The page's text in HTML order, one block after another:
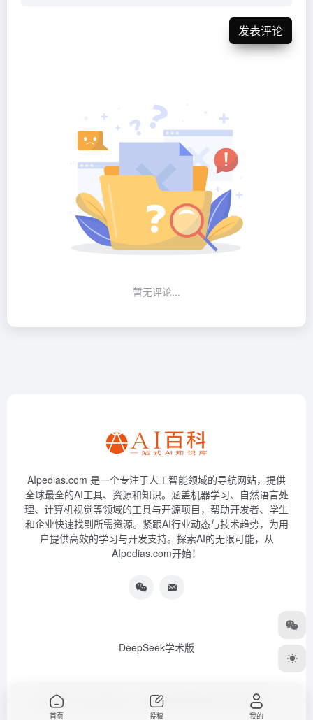
发表评论
暂无评论...
AIpedias.com 是一个专注于人工智能领域的导航网站，提供
全球最全的AI工具、资源和知识。涵盖机器学习、自然语言处
理、计算机视觉等领域的工具与开源项目，帮助开发者、学生
和企业快速找到所需资源。紧跟AI行业动态与技术趋势，为用
户提供高效的学习与开发支持。探索AI的无限可能，从
AIpedias.com开始！
DeepSeek学术版
Copyright © 2026 AIPedias｜AI导航网 浙ICP备2023026385号-3
首页 投稿 我的